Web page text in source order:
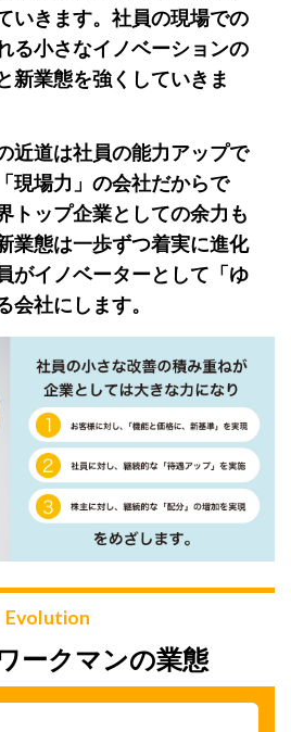
いきます。社員の現場での
る小さなイノベーションの
新業態を強くしていきま
近道は社員の能力アップで
現場力」の会社だからで
トップ企業としての余力も
業態は一歩ずつ着実に進化
がイノベーターとして「ゆ
会社にします。
Evolution
ークマンの業態